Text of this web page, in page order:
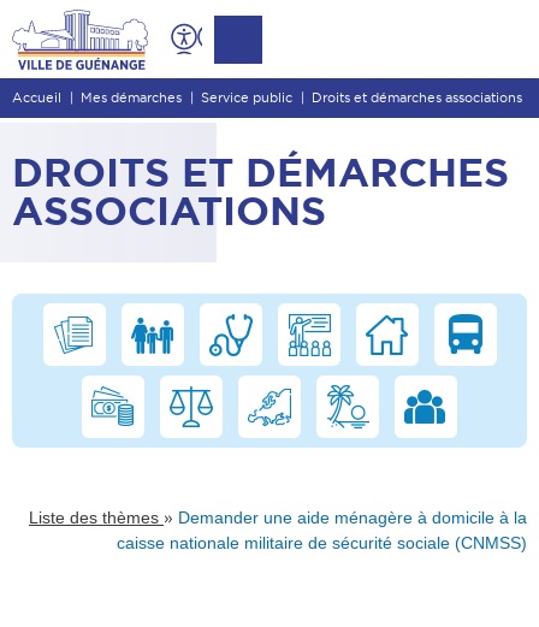
Contenu
Entête de page
Menu principal
Pied de page
Accueil Mes démarches Service public Droits et démarches associations
DROITS ET DÉMARCHES
ASSOCIATIONS
Liste des thèmes » Demander une aide ménagère à domicile à la
caisse nationale militaire de sécurité sociale (CNMSS)